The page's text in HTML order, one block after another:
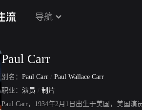
导航
Paul Carr
别名： Paul Carr / Paul Wallace Carr
职业： 演员 / 制片
Paul Carr，1934年2月1日出生于美国，美国